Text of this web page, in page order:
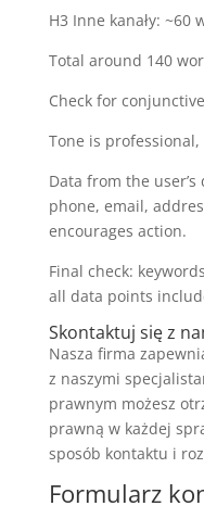
H3 Inne kanały: ~60
Total around 140
Check for
Tone is
Data from the
phone, email,
encourages action.
Final check:
all data points
Skontaktuj się z
Nasza firma
z naszymi
prawnym możesz
prawną w każdej
sposób kontaktu i
Formularz